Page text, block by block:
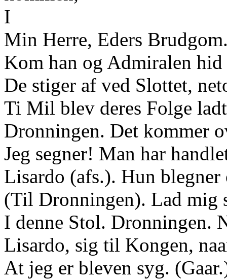
I
Min Herre, Eders
Kom han og Admiralen
De stiger af ved Slottet,
Ti Mil blev deres Folge
Dronningen. Det kommer
Jeg segner! Man har
Lisardo (afs.). Hun
(Til Dronningen). Lad mig
I denne Stol. Dronningen.
Lisardo, sig til Kongen,
At jeg er bleven syg.